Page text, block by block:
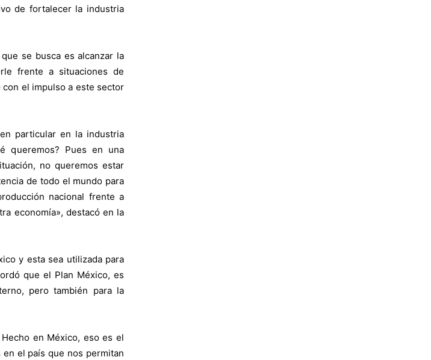
de fortalecer la industria
se busca es alcanzar la
frente a situaciones de
el impulso a este sector
particular en la industria
queremos? Pues en una
no queremos estar
de todo el mundo para
nacional frente a
economía», destacó en la
y esta sea utilizada para
que el Plan México, es
pero también para la
en México, eso es el
el país que nos permitan